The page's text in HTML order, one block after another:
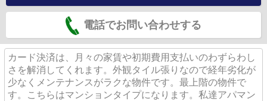
電話でお問い合わせする
カード決済は、月々の家賃や初期費用支払いのわずらわし
さを解消してくれます。外観タイル張りなので経年劣化が
少なくメンテナンスがラクな物件です。最上階の物件で
す。こちらはマンションタイプになります。私達アパマン